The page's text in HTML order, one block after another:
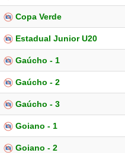
Copa Verde
Estadual Junior U20
Gaúcho - 1
Gaúcho - 2
Gaúcho - 3
Goiano - 1
Goiano - 2